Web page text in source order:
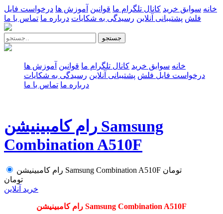
خانه سوابق خرید کانال تلگرام ما قوانین آموزش ها درخواست فایل
فلش پشتیبانی آنلاین رسیدگی به شکایات درباره ما تماس با ما
جستجو
خانه سوابق خرید کانال تلگرام ما قوانین آموزش ها
درخواست فایل فلش پشتیبانی آنلاین رسیدگی به شکایات
درباره ما تماس با ما
رام کامبینیشن Samsung
Combination A510F
رام کامبینیشن Samsung Combination A510F تومان
تومان
خرید آنلاین
رام کامبینیشن Samsung Combination A510F